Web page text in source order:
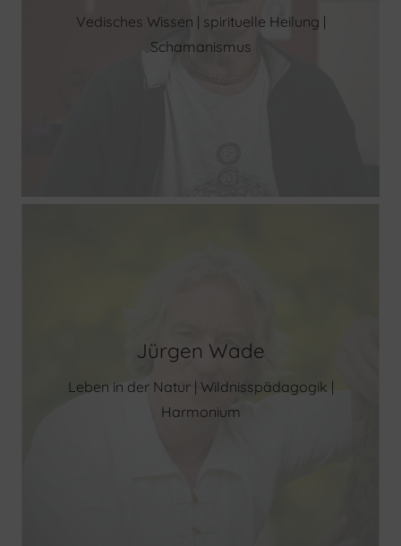
Vedisches Wissen | spirituelle Heilung |
Schamanismus
Jürgen Wade
Leben in der Natur | Wildnisspädagogik |
Harmonium